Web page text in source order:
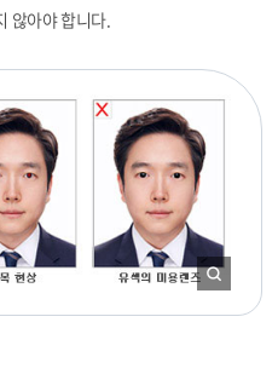
않아야 합니다.